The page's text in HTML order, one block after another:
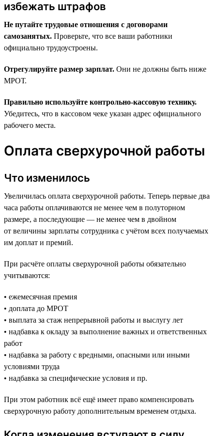
избежать штрафов
Не путайте трудовые отношения с договорами
самозанятых. Проверьте, что все ваши работники
официально трудоустроены.
Отрегулируйте размер зарплат. Они не должны быть ниже
МРОТ.
Правильно используйте контрольно-кассовую технику.
Убедитесь, что в кассовом чеке указан адрес официального
рабочего места.
Оплата сверхурочной работы
Что изменилось
Увеличилась оплата сверхурочной работы. Теперь первые два
часа работы оплачиваются не менее чем в полуторном
размере, а последующие — не менее чем в двойном
от величины зарплаты сотрудника с учётом всех получаемых
им доплат и премий.
При расчёте оплаты сверхурочной работы обязательно
учитываются:
• ежемесячная премия
• доплата до МРОТ
• выплата за стаж непрерывной работы и выслугу лет
• надбавка к окладу за выполнение важных и ответственных
работ
• надбавка за работу с вредными, опасными или иными
условиями труда
• надбавка за специфические условия и пр.
При этом работник всё ещё имеет право компенсировать
сверхурочную работу дополнительным временем отдыха.